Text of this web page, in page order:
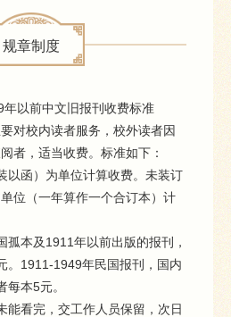
规章制度
以前中文旧报刊收费标准
对校内读者服务，校外读者因
者，适当收费。标准如下：
以函）为单位计算收费。未装订
位（一年算作一个合订本）计
孤本及1911年以前出版的报刊，
。1911-1949年民国报刊，国内
本5元。
能看完，交工作人员保留，次日